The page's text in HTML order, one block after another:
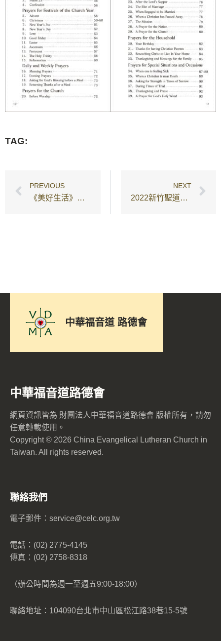
TAG:
PREVIOUS
《美好生活》系列小冊
NEXT
2022新竹聖道教會MILK
中華福音道 路德會
中華福音道路德會
網頁資訊皆為 財團法人中華福音道路德會 版權所有，請勿
任意轉載使用。
Copyright © 2026 China Evangelical Lutheran Church in
Taiwan. All rights reserved.
聯絡我們
電子郵件： service@celc.org.tw
電話：(02) 2775-4145
傳真：(02) 2758-8318
（辦公時間為週一至週五9:00-18:00）
聯絡地址：104090台北市中山區松江路38巷15-5號